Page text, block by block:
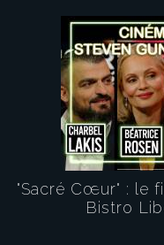
"Sacré Cœur" : le
Bistro